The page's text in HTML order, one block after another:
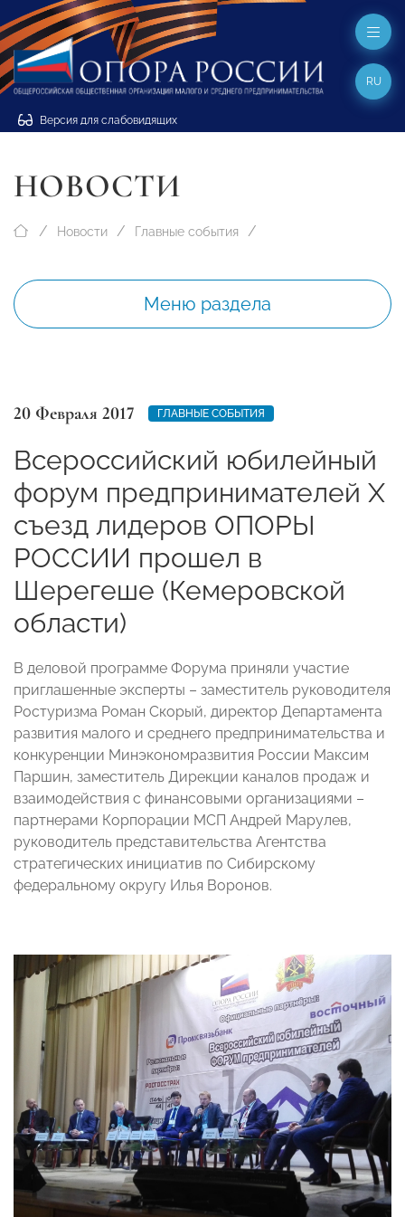
Версия для слабовидящих
RU
НОВОСТИ
Новости Главные события
Меню раздела
20 Февраля 2017 ГЛАВНЫЕ СОБЫТИЯ
Всероссийский юбилейный
форум предпринимателей X
съезд лидеров ОПОРЫ
РОССИИ прошел в
Шерегеше (Кемеровской
области)
В деловой программе Форума приняли участие
приглашенные эксперты – заместитель руководителя
Ростуризма Роман Скорый, директор Департамента
развития малого и среднего предпринимательства и
конкуренции Минэкономразвития России Максим
Паршин, заместитель Дирекции каналов продаж и
взаимодействия с финансовыми организациями –
партнерами Корпорации МСП Андрей Марулев,
руководитель представительства Агентства
стратегических инициатив по Сибирскому
федеральному округу Илья Воронов.